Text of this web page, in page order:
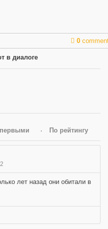
0
в диалоге
По рейтингу
лет назад они обитали в